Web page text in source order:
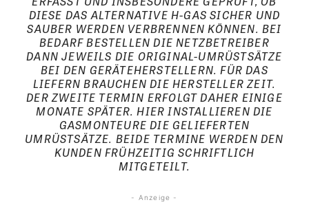
IESE DAS ALTERNATIVE H-GAS SICHER UND S
AUBER WERDEN VERBRENNEN KÖNNEN. BEI B
EDARF BESTELLEN DIE NETZBETREIBER D
ANN JEWEILS DIE ORIGINAL-UMRÜSTSÄTZE B
EI DEN GERÄTEHERSTELLERN. FÜR DAS L
IEFERN BRAUCHEN DIE HERSTELLER ZEIT. D
ER ZWEITE TERMIN ERFOLGT DAHER EINIGE M
ONATE SPÄTER. HIER INSTALLIEREN DIE G
ASMONTEURE DIE GELIEFERTEN U
MRÜSTSÄTZE. BEIDE TERMINE WERDEN DEN K
UNDEN FRÜHZEITIG SCHRIFTLICH M
ITGETEILT.
- Anzeige -